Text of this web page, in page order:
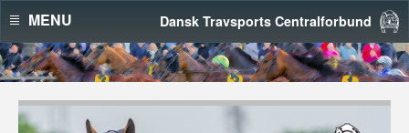
Dansk Travsports Centralforbund
MENU